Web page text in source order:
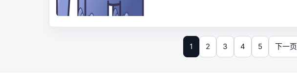
1 2 3 4 5 下一页